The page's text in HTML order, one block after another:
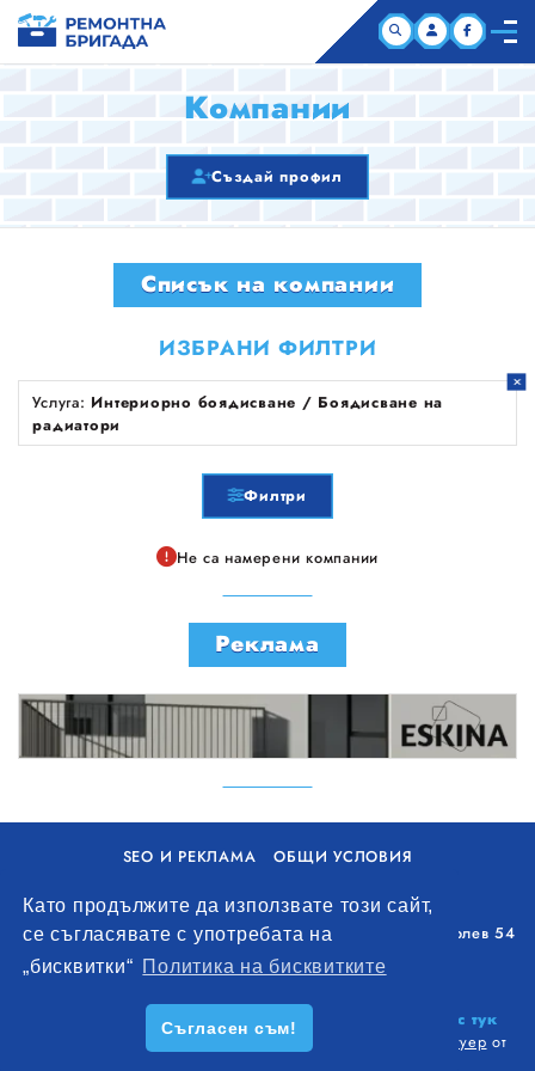
Като продължите да използвате този сайт,
се съгласявате с употребата на
„бисквитки“ Политика на бисквитките
Съгласен съм!
КОМПАНИИ
ЗА НАС
Компании
Създай профил
Списък на компании
ИЗБРАНИ ФИЛТРИ
Услуга: Интериорно боядисване / Боядисване на
радиатори
Филтри
Не са намерени компании
Реклама
SEO И РЕКЛАМА
ОБЩИ УСЛОВИЯ
Уолоу Интернешънъл ЕООД, гр. Варна, бул. Генерал Колев 54
+359 893 621 112
office@remontna-brigada.com
Създай профил на своя строителен бизнес тук
. Всички права запазени. Изработка на софтуер от